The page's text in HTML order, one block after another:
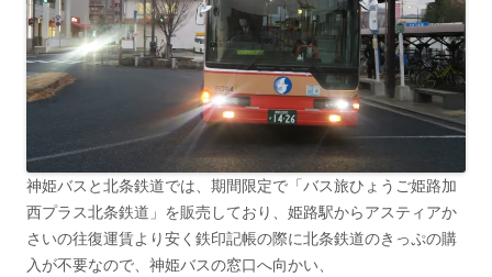
神姫バスと北条鉄道では、期間限定で「バス旅ひょうご姫路加
西プラス北条鉄道」を販売しており、姫路駅からアスティアか
さいの往復運賃より安く鉄印記帳の際に北条鉄道のきっぷの購
入が不要なので、神姫バスの窓口へ向かい、